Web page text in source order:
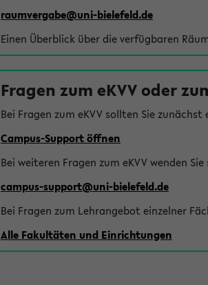
raumvergabe@uni-bielefeld.de
Einen Überblick über die verfügbaren
Fragen zum eKVV oder
Bei Fragen zum eKVV sollten Sie
Campus-Support öffnen
Bei weiteren Fragen zum eKVV wenden
campus-support@uni-bielefeld.de
Bei Fragen zum Lehrangebot einzelner
Alle Fakultäten und Einrichtungen